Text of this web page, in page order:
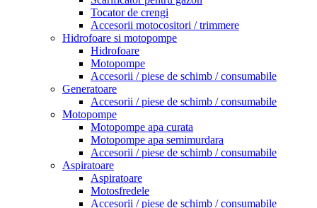
Tocator de crengi
Accesorii motocositori / trimmere
Hidrofoare si motopompe
Hidrofoare
Motopompe
Accesorii / piese de schimb / consumabile
Generatoare
Accesorii / piese de schimb / consumabile
Motopompe
Motopompe apa curata
Motopompe apa semimurdara
Accesorii / piese de schimb / consumabile
Aspiratoare
Aspiratoare
Motosfredele
Accesorii / piese de schimb / consumabile